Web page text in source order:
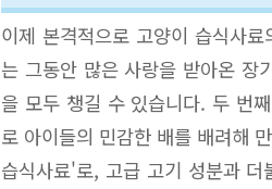
이제 본격적으로 고양이 습식사
는 그동안 많은 사랑을 받아온 장
을 모두 챙길 수 있습니다. 두 번
로 아이들의 민감한 배를 배려해
습식사료'로, 고급 고기 성분과